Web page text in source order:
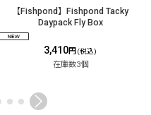
【Fishpond】Fishpond Tacky
Daypack Fly Box
3,410円 (税込)
在庫数3個